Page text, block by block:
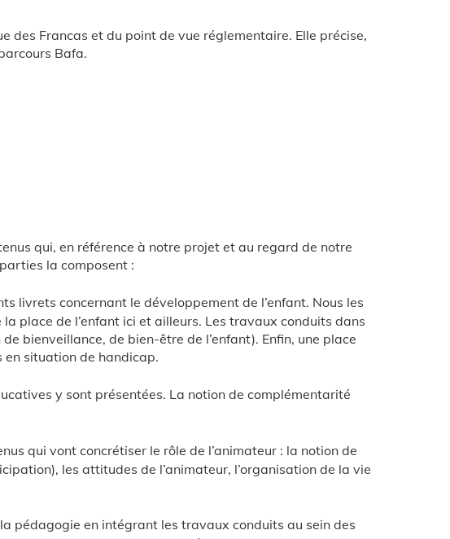
des Francas et du point de vue réglementaire. Elle précise,
Bafa.
qui, en référence à notre projet et au regard de notre
la composent :
livrets concernant le développement de l’enfant. Nous les
place de l’enfant ici et ailleurs. Les travaux conduits dans
bienveillance, de bien-être de l’enfant). Enfin, une place
en situation de handicap.
y sont présentées. La notion de complémentarité
qui vont concrétiser le rôle de l’animateur : la notion de
les attitudes de l’animateur, l’organisation de la vie
pédagogie en intégrant les travaux conduits au sein des